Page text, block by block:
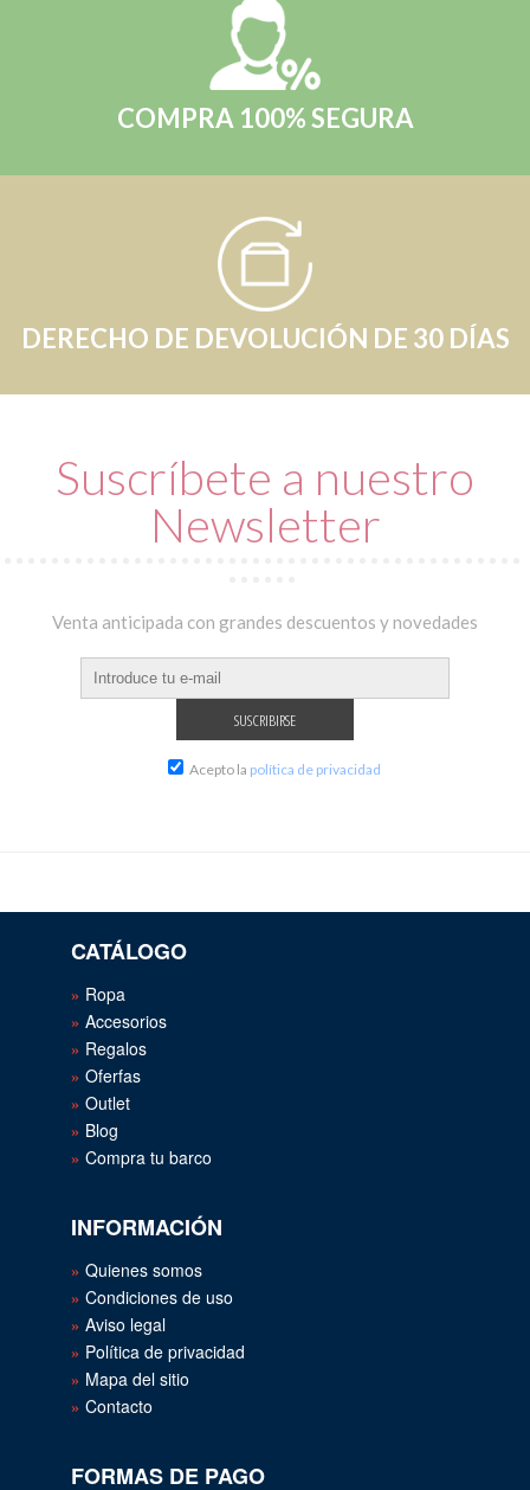
COMPRA 100% SEGURA
DERECHO DE DEVOLUCIÓN DE 30 DÍAS
Suscríbete a nuestro
Newsletter
Venta anticipada con grandes descuentos y novedades
Acepto la política de privacidad
CATÁLOGO
Ropa
Accesorios
Regalos
Oferfas
Outlet
Blog
Compra tu barco
INFORMACIÓN
Quienes somos
Condiciones de uso
Aviso legal
Política de privacidad
Mapa del sitio
Contacto
FORMAS DE PAGO